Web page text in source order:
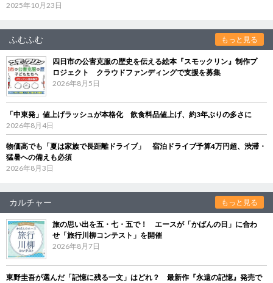
2025年10月23日
ふむふむ もっと見る
四日市の公害克服の歴史を伝える絵本『スモックリン』制作プ
ロジェクト クラウドファンディングで支援を募集
2026年8月5日
「中東発」値上げラッシュが本格化 飲食料品値上げ、約3年ぶりの多さに
2026年8月4日
物価高でも「夏は家族で長距離ドライブ」 宿泊ドライブ予算4万円超、渋滞・
猛暑への備えも必須
2026年8月3日
カルチャー もっと見る
旅の思い出を五・七・五で！ エースが「かばんの日」に合わ
せ「旅行川柳コンテスト」を開催
2026年8月7日
東野圭吾が選んだ「記憶に残る一文」はどれ？ 最新作『永遠の記憶』発売で